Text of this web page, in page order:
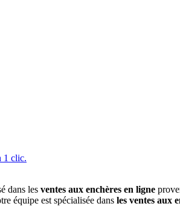
dans les ventes aux enchères en ligne
équipe est spécialisée dans les ventes aux